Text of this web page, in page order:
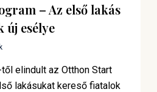
– Az első lakás
új esélye
elindult az Otthon Start
lakásukat kereső fiatalok